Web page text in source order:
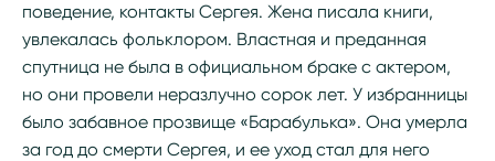
поведение, контакты Сергея. Жена писала книги,
увлекалась фольклором. Властная и преданная
спутница не была в официальном браке с актером,
но они провели неразлучно сорок лет. У избранницы
было забавное прозвище «Барабулька». Она умерла
за год до смерти Сергея, и ее уход стал для него